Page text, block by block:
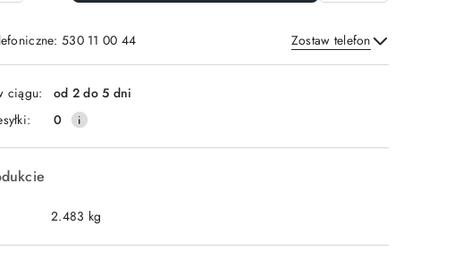
530 11 00 44 Zostaw telefon
Wyślij
ciągu:
od 2 do 5 dni
0
2.483 kg